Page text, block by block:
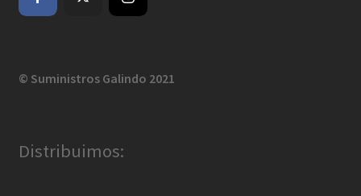
© Suministros Galindo 2021
Distribuimos: